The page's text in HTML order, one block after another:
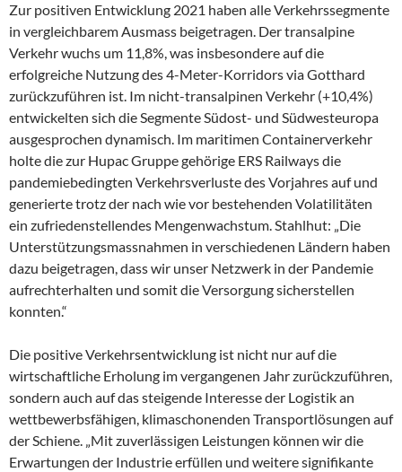
Zur positiven Entwicklung 2021 haben alle Verkehrssegmente
in vergleichbarem Ausmass beigetragen. Der transalpine
Verkehr wuchs um 11,8%, was insbesondere auf die
erfolgreiche Nutzung des 4-Meter-Korridors via Gotthard
zurückzuführen ist. Im nicht-transalpinen Verkehr (+10,4%)
entwickelten sich die Segmente Südost- und Südwesteuropa
ausgesprochen dynamisch. Im maritimen Containerverkehr
holte die zur Hupac Gruppe gehörige ERS Railways die
pandemiebedingten Verkehrsverluste des Vorjahres auf und
generierte trotz der nach wie vor bestehenden Volatilitäten
ein zufriedenstellendes Mengenwachstum. Stahlhut: „Die
Unterstützungsmassnahmen in verschiedenen Ländern haben
dazu beigetragen, dass wir unser Netzwerk in der Pandemie
aufrechterhalten und somit die Versorgung sicherstellen
konnten.“
Die positive Verkehrsentwicklung ist nicht nur auf die
wirtschaftliche Erholung im vergangenen Jahr zurückzuführen,
sondern auch auf das steigende Interesse der Logistik an
wettbewerbsfähigen, klimaschonenden Transportlösungen auf
der Schiene. „Mit zuverlässigen Leistungen können wir die
Erwartungen der Industrie erfüllen und weitere signifikante